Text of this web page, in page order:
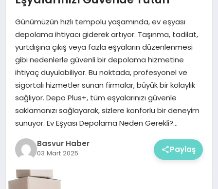
İŞ FIKIRLERI
KRIPTO HABER
Günümüzün hızlı tempolu yaşamında, ev eşyası
depolama ihtiyacı giderek artıyor. Taşınma, tadilat,
yurtdışına çıkış veya fazla eşyaların düzenlenmesi
gibi nedenlerle güvenli bir depolama hizmetine
ihtiyaç duyulabiliyor. Bu noktada, profesyonel ve
sigortalı hizmetler sunan firmalar, büyük bir kolaylık
sağlıyor. Depo Plus+, tüm eşyalarınızı güvenle
saklamanızı sağlayarak, sizlere konforlu bir deneyim
sunuyor. Ev Eşyası Depolama Neden Gerekli?…
Basvur Haber
03 Mart 2025 Paylaş